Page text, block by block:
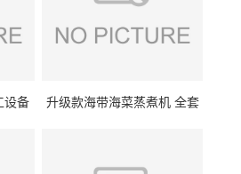
设备
升级款海带海菜蒸煮机 全套